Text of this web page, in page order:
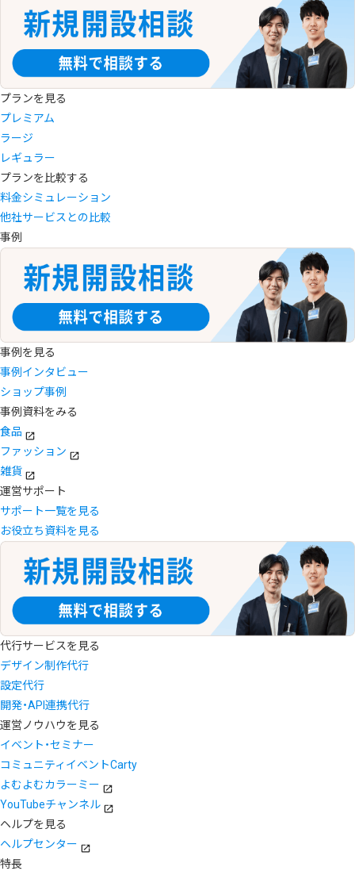
プランを見る
プレミアム
ラージ
レギュラー
プランを比較する
料金シミュレーション
他社サービスとの比較
事例
事例を見る
事例インタビュー
ショップ事例
事例資料をみる
食品
ファッション
雑貨
運営サポート
サポート一覧を見る
お役立ち資料を見る
代行サービスを見る
デザイン制作代行
設定代行
開発・API連携代行
運営ノウハウを見る
イベント・セミナー
コミュニティイベントCarty
よむよむカラーミー
YouTubeチャンネル
ヘルプを見る
ヘルプセンター
特長